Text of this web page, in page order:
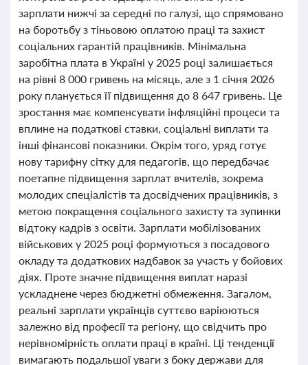
зарплати нижчі за середні по галузі, що спрямовано
на боротьбу з тіньовою оплатою праці та захист
соціальних гарантій працівників. Мінімальна
заробітна плата в Україні у 2025 році залишається
на рівні 8 000 гривень на місяць, але з 1 січня 2026
року планується її підвищення до 8 647 гривень. Це
зростання має компенсувати інфляційні процеси та
вплине на податкові ставки, соціальні виплати та
інші фінансові показники. Окрім того, уряд готує
нову тарифну сітку для педагогів, що передбачає
поетапне підвищення зарплат вчителів, зокрема
молодих спеціалістів та досвідчених працівників, з
метою покращення соціального захисту та зупинки
відтоку кадрів з освіти. Зарплати мобілізованих
військових у 2025 році формуються з посадового
окладу та додаткових надбавок за участь у бойових
діях. Проте значне підвищення виплат наразі
ускладнене через бюджетні обмеження. Загалом,
реальні зарплати українців суттєво варіюються
залежно від професії та регіону, що свідчить про
нерівномірність оплати праці в країні. Ці тенденції
вимагають подальшої уваги з боку держави для